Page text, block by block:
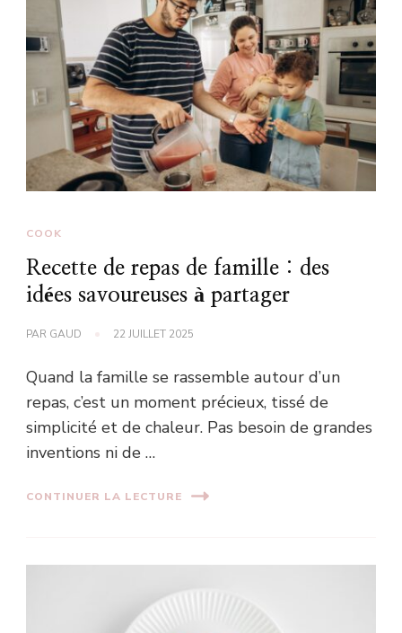
COOK
Recette de repas de famille : des
idées savoureuses à partager
PAR GAUD 22 JUILLET 2025
Quand la famille se rassemble autour d’un
repas, c’est un moment précieux, tissé de
simplicité et de chaleur. Pas besoin de grandes
inventions ni de …
CONTINUER LA LECTURE